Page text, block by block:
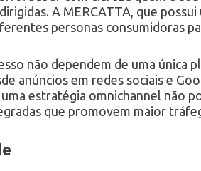
A MERCATTA, que
personas consumidoras
não dependem de uma única
anúncios em redes sociais e
estratégia omnichannel não
que promovem maior